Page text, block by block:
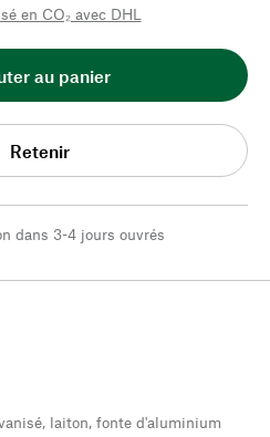
en CO₂ avec DHL
au panier
Retenir
dans 3-4 jours ouvrés
laiton, fonte d'aluminium